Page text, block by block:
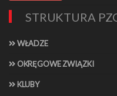
STRUKTURA
WŁADZE
OKRĘGOWE ZWIĄZKI
KLUBY